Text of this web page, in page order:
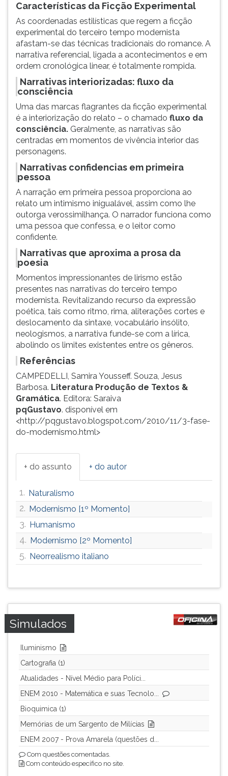
Características da Ficção Experimental
As coordenadas estilísticas que regem a ficção
experimental do terceiro tempo modernista
afastam-se das técnicas tradicionais do romance. A
narrativa referencial, ligada a acontecimentos e em
ordem cronológica linear, é totalmente rompida.
Narrativas interiorizadas: fluxo da
consciência
Uma das marcas flagrantes da ficção experimental
é a interiorização do relato – o chamado fluxo da
consciência. Geralmente, as narrativas são
centradas em momentos de vivência interior das
personagens.
Narrativas confidencias em primeira
pessoa
A narração em primeira pessoa proporciona ao
relato um intimismo inigualável, assim como lhe
outorga verossimilhança. O narrador funciona como
uma pessoa que confessa, e o leitor como
confidente.
Narrativas que aproxima a prosa da
poesia
Momentos impressionantes de lirismo estão
presentes nas narrativas do terceiro tempo
modernista. Revitalizando recurso da expressão
poética, tais como ritmo, rima, aliterações cortes e
deslocamento da sintaxe, vocabulário insólito,
neologismos, a narrativa funde-se com a lírica,
abolindo os limites existentes entre os gêneros.
Referências
CAMPEDELLI, Samira Yousseff. Souza, Jesus
Barbosa. Literatura Produção de Textos &
Gramática. Editora: Saraiva
pqGustavo. disponível em
<http://pqgustavo.blogspot.com/2010/11/3-fase-
do-modernismo.html>
+ do assunto + do autor
1. Naturalismo
2. Modernismo [1º Momento]
3. Humanismo
4. Modernismo [2º Momento]
5. Neorrealismo italiano
Simulados
Iluminismo
Cartografia (1)
Atualidades - Nível Médio para Políci...
ENEM 2010 - Matemática e suas Tecnolo...
Bioquimica (1)
Memórias de um Sargento de Milícias
ENEM 2007 - Prova Amarela (questões d...
Com questões comentadas.
Com conteúdo específico no site.